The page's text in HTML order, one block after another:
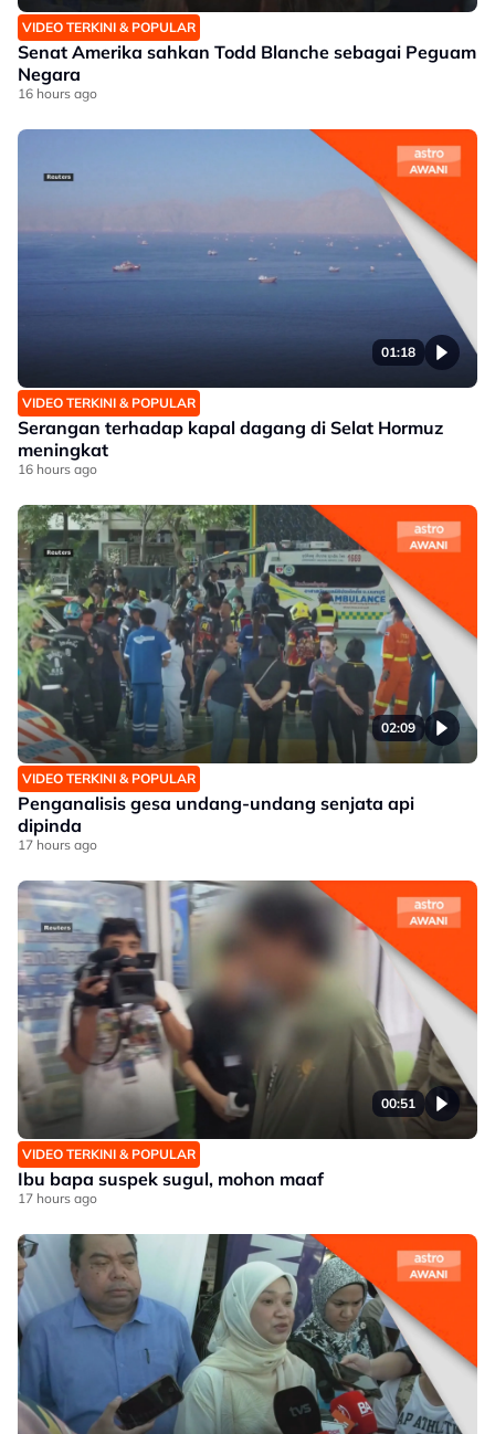
VIDEO TERKINI & POPULAR
Senat Amerika sahkan Todd Blanche sebagai Peguam
Negara
16 hours ago
01:18
VIDEO TERKINI & POPULAR
Serangan terhadap kapal dagang di Selat Hormuz
meningkat
16 hours ago
02:09
VIDEO TERKINI & POPULAR
Penganalisis gesa undang-undang senjata api
dipinda
17 hours ago
00:51
VIDEO TERKINI & POPULAR
Ibu bapa suspek sugul, mohon maaf
17 hours ago